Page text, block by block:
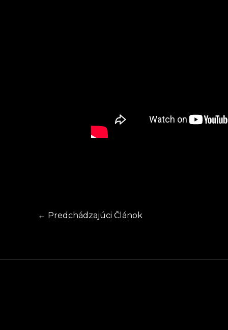
← Predchádzajúci Článok